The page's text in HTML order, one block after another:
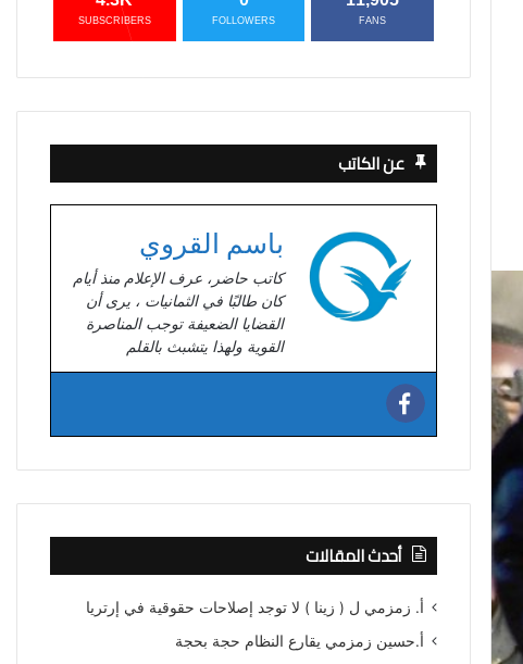
FANS
FOLLOWERS
SUBSCRIBERS
عن الكاتب
باسم القروي
كاتب حاضر، عرف الإعلام منذ أيام
كان طالبًا في الثمانيات ، يرى أن
القضايا الضعيفة توجب المناصرة
القوية ولهذا يتشبث بالقلم
أحدث المقالات
أ. زمزمي ل ( زينا ) لا توجد إصلاحات حقوقية في إرتريا
أ.حسين زمزمي يقارع النظام حجة بحجة